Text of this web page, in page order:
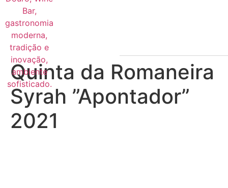
Quinta da Romaneira
Syrah ”Apontador”
2021